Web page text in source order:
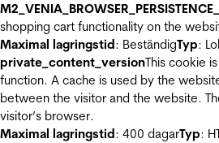
shopping cart functionality on the
Maximal lagringstid: BeständigTyp:
private_content_versionThis cookie
function. A cache is used by the
between the visitor and the website.
visitor’s browser.
Maximal lagringstid: 400 dagarTyp: